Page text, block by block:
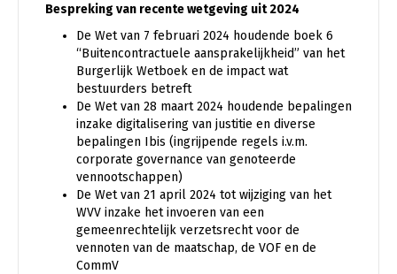
Bespreking van recente wetgeving uit 2024
De Wet van 7 februari 2024 houdende boek 6
“Buitencontractuele aansprakelijkheid” van het
Burgerlijk Wetboek en de impact wat
bestuurders betreft
De Wet van 28 maart 2024 houdende bepalingen
inzake digitalisering van justitie en diverse
bepalingen Ibis (ingrijpende regels i.v.m.
corporate governance van genoteerde
vennootschappen)
De Wet van 21 april 2024 tot wijziging van het
WVV inzake het invoeren van een
gemeenrechtelijk verzetsrecht voor de
vennoten van de maatschap, de VOF en de
CommV